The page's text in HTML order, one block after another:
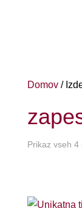
Domov/
Prikaz vseh 4